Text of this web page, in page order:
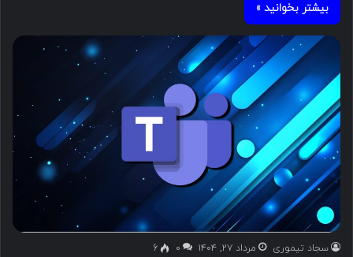
بیشتر بخوانید »
سجاد تیموری مرداد ۲۷, ۱۴۰۴ ۰ 6